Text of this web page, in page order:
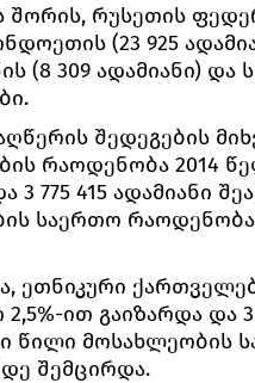
რუსეთის
(23 925
(8 309 ადამიანი) და
შედეგების
რაოდენობა 2014
3 775 415 ადამიანი
საერთო
ეთნიკური
ით გაიზარდა და 3
წილი მოსახლეობის
შემცირდა.